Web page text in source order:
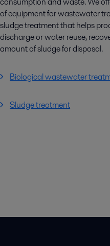
of equipment for wastewater
sludge treatment that helps
discharge or water reuse,
amount of sludge for disposal.
Biological wastewater
Sludge treatment